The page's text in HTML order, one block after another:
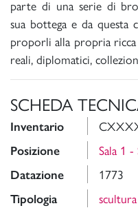
parte di una serie di
sua bottega e da
proporli alla propria ricca
reali, diplomatici,
SCHEDA
Inventario
Posizione Sala 1 -
Datazione 1773
Tipologia